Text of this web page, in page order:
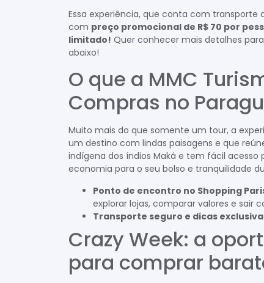
Essa experiência, que conta com transporte
com preço promocional de R$ 70 por
limitado! Quer conhecer mais detalhes
abaixo!
O que a MMC
Compras no
Muito mais do que somente um tour, a
um destino com lindas paisagens e que
indígena dos índios Maká e tem fácil acesso
economia para o seu bolso e tranquilidade
Ponto de encontro no Shopping
explorar lojas, comparar valores e sair
Transporte seguro e dicas
Crazy Week: a
para comprar